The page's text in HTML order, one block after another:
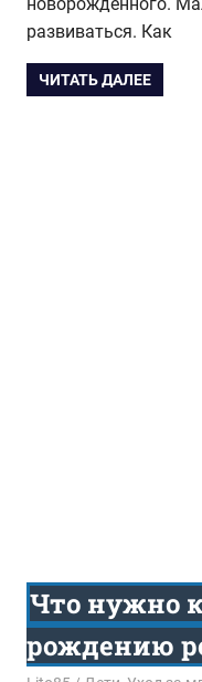
развиваться. Как
ЧИТАТЬ ДАЛЕЕ
Что нужно
рождению